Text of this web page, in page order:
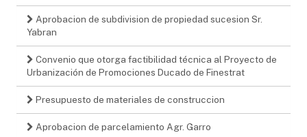
Aprobacion de subdivision de propiedad sucesion Sr.
Yabran
Convenio que otorga factibilidad técnica al Proyecto de
Urbanización de Promociones Ducado de Finestrat
Presupuesto de materiales de construccion
Aprobacion de parcelamiento Agr. Garro